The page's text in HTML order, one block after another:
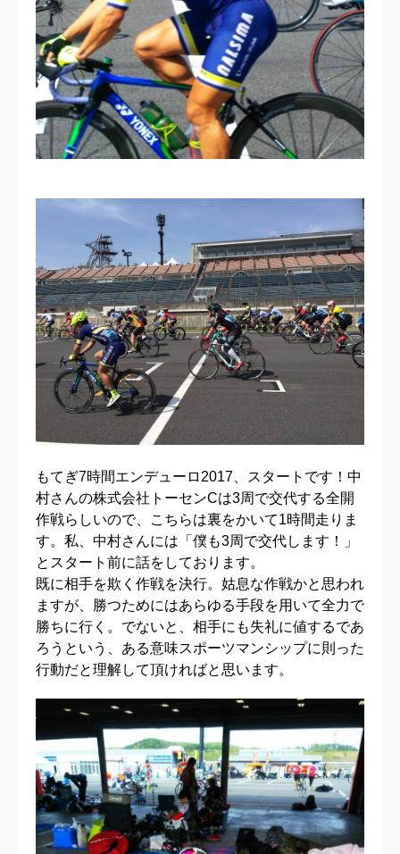
もてぎ7時間エンデューロ2017、スタートです！中
村さんの株式会社トーセンCは3周で交代する全開
作戦らしいので、こちらは裏をかいて1時間走りま
す。私、中村さんには「僕も3周で交代します！」
とスタート前に話をしております。
既に相手を欺く作戦を決行。姑息な作戦かと思われ
ますが、勝つためにはあらゆる手段を用いて全力で
勝ちに行く。でないと、相手にも失礼に値するであ
ろうという、ある意味スポーツマンシップに則った
行動だと理解して頂ければと思います。